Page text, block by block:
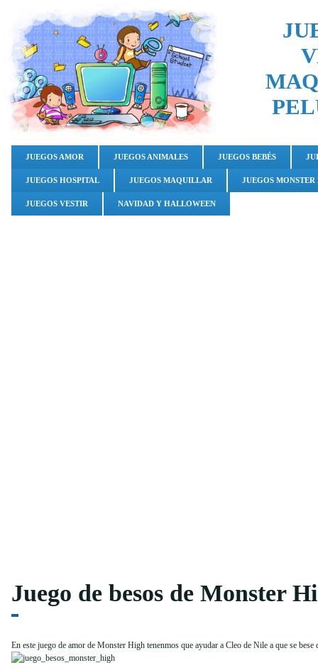
JUEGOS AMOR JUEGOS ANIMALES JUEGOS BEBÉS
JUEGOS HOSPITAL JUEGOS MAQUILLAR JUEGOS
JUEGOS VESTIR NAVIDAD Y HALLOWEEN
Juego de besos de Monster
En este juego de amor de Monster High tenenmos que ayudar a Cleo de Nile a que se